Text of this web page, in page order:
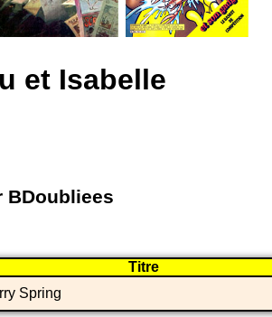
et Isabelle
BDoubliees
Titre
Spring